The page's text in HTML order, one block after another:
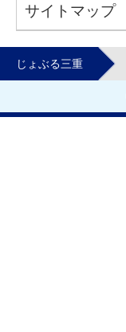
サイトマップ
じょぶる三重